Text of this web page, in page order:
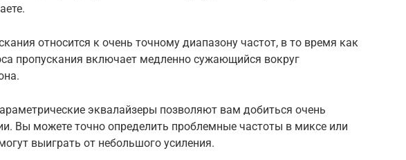
относится к очень точному диапазону частот, в то время как
пропускания включает медленно сужающийся вокруг
эквалайзеры позволяют вам добиться очень
Вы можете точно определить проблемные частоты в миксе или
выиграть от небольшого усиления.